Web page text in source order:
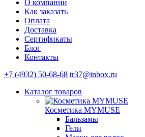
О компании
Как заказать
Оплата
Доставка
Сертификаты
Блог
Контакты
+7 (4932) 50-68-68 tr37@inbox.ru
Каталог товаров
Косметика MYMUSE
Бальзамы
Гели